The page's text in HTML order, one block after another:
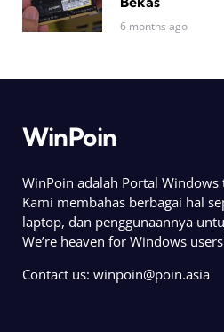
6 months ago
WinPoin
WinPoin adalah Portal Windows
Kami membahas berbagai hal
laptop, dan penggunaannya
We’re heaven for Windows
Contact us: winpoin@poin.asia